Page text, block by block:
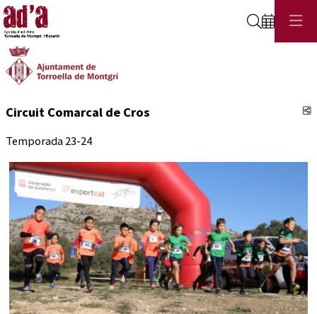
Cerca
Circuit Comarcal de Cros
Temporada 23-24